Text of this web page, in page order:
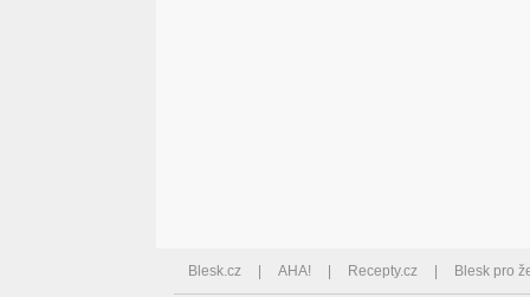
Blesk.cz AHA! Recepty.cz Blesk pro